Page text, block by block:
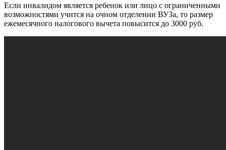
Если инвалидом является ребенок или лицо с ограниченными
возможностями учится на очном отделении ВУЗа, то размер
ежемесячного налогового вычета повысится до 3000 руб.